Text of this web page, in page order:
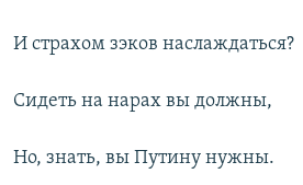
И страхом зэков наслаждаться?
Сидеть на нарах вы должны,
Но, знать, вы Путину нужны.